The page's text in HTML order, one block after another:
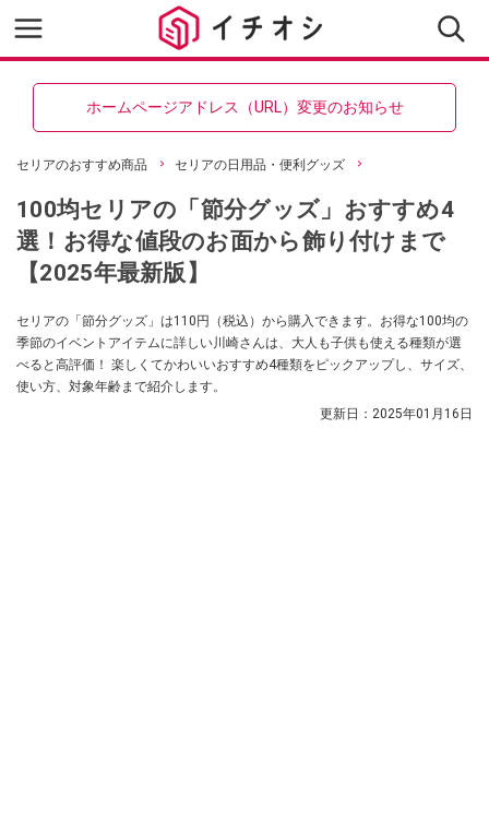
ホームページアドレス（URL）変更のお知らせ
セリアのおすすめ商品 セリアの日用品・便利グッズ
100均セリアの「節分グッズ」おすすめ4
選！お得な値段のお面から飾り付けまで
【2025年最新版】
セリアの「節分グッズ」は110円（税込）から購入できます。お得な100均の
季節のイベントアイテムに詳しい川崎さんは、大人も子供も使える種類が選
べると高評価！ 楽しくてかわいいおすすめ4種類をピックアップし、サイズ、
使い方、対象年齢まで紹介します。
更新日： 2025年01月16日